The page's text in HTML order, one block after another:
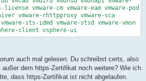
vmware-cm vmware-eam vmware-pod
vmware-rhttpproxy vmware-sca
sts-idmd vmware-stsd vmware-vmon
client vsphere-ui
auch mal gelesen. Du schreibst certs, also
dem https-Zertifikat noch weitere? Wie ich
dass https-Zertifikat ist nicht abgelaufen.